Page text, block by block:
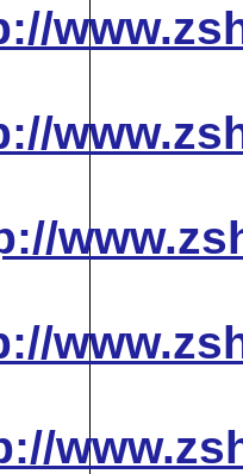
http://
http://
http://
http://
http://